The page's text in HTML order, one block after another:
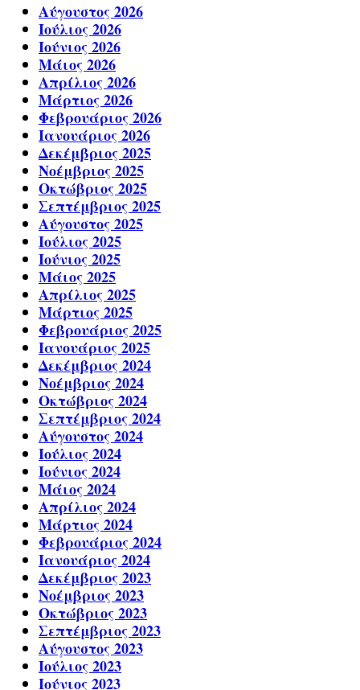
Αύγουστος 2026
Ιούλιος 2026
Ιούνιος 2026
Μάιος 2026
Απρίλιος 2026
Μάρτιος 2026
Φεβρουάριος 2026
Ιανουάριος 2026
Δεκέμβριος 2025
Νοέμβριος 2025
Οκτώβριος 2025
Σεπτέμβριος 2025
Αύγουστος 2025
Ιούλιος 2025
Ιούνιος 2025
Μάιος 2025
Απρίλιος 2025
Μάρτιος 2025
Φεβρουάριος 2025
Ιανουάριος 2025
Δεκέμβριος 2024
Νοέμβριος 2024
Οκτώβριος 2024
Σεπτέμβριος 2024
Αύγουστος 2024
Ιούλιος 2024
Ιούνιος 2024
Μάιος 2024
Απρίλιος 2024
Μάρτιος 2024
Φεβρουάριος 2024
Ιανουάριος 2024
Δεκέμβριος 2023
Νοέμβριος 2023
Οκτώβριος 2023
Σεπτέμβριος 2023
Αύγουστος 2023
Ιούλιος 2023
Ιούνιος 2023